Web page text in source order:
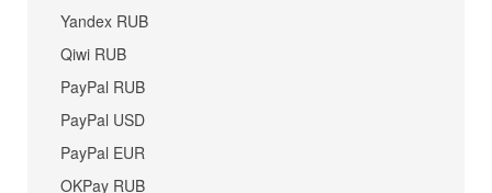
Yandex RUB
Qiwi RUB
PayPal RUB
PayPal USD
PayPal EUR
OKPay RUB